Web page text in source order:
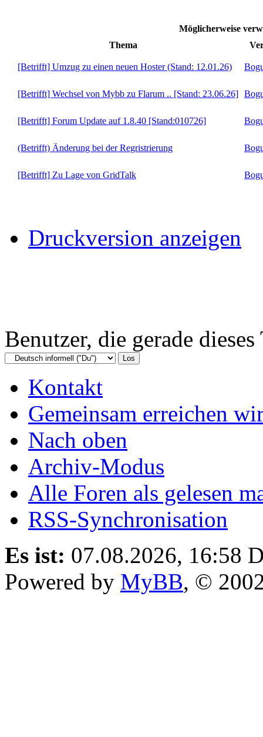
Möglicherweise
Thema
[Betrifft] Umzug zu einen neuen Hoster (Stand: 12.01.26)
[Betrifft] Wechsel von Mybb zu Flarum .. [Stand: 23.06.26]
[Betrifft] Forum Update auf 1.8.40 [Stand:010726]
(Betrifft) Änderung bei der Regristrierung
[Betrifft] Zu Lage von GridTalk
Druckversion anzeigen
Benutzer, die gerade
Kontakt
Gemeinsam erreichen
Nach oben
Archiv-Modus
Alle Foren als gelesen
RSS-Synchronisation
Es ist: 07.08.2026, 16:58
Powered by MyBB, ©